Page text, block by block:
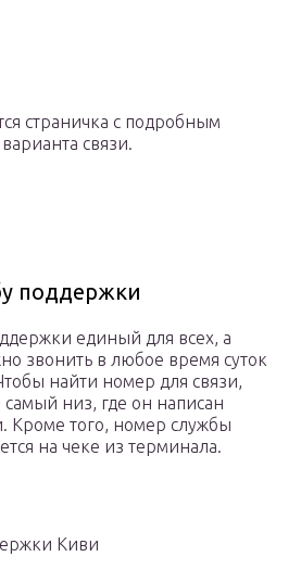
страничка с подробным
связи.
поддержки
единый для всех, а
звонить в любое время суток
найти номер для связи,
самый низ, где он написан
того, номер службы
на чеке из терминала.
Киви